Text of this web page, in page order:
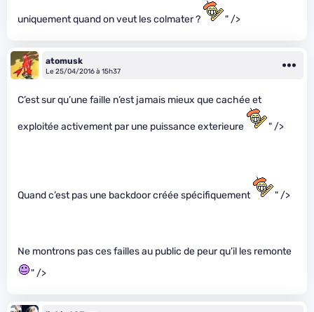
uniquement quand on veut les colmater ? " />
atomusk
Le 25/04/2016 à 15h37
C’est sur qu’une faille n’est jamais mieux que cachée et
exploitée activement par une puissance exterieure " />
Quand c’est pas une backdoor créée spécifiquement " />
Ne montrons pas ces failles au public de peur qu’il les remonte
" />